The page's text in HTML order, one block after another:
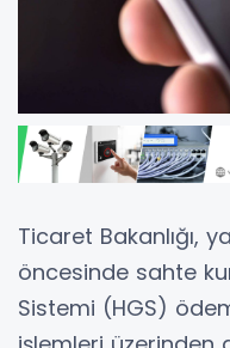
Ticaret Bakanlığı,
öncesinde sahte
Sistemi (HGS)